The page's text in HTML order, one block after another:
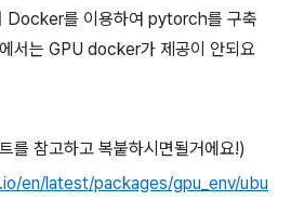
Docker를 이용하여 pytorch를 구축
서는 GPU docker가 제공이 안되요
를 참고하고 복붙하시면될거에요!)
en/latest/packages/gpu_env/ubu